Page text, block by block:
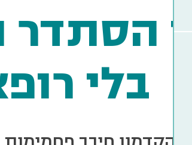
הסתדר
בלי